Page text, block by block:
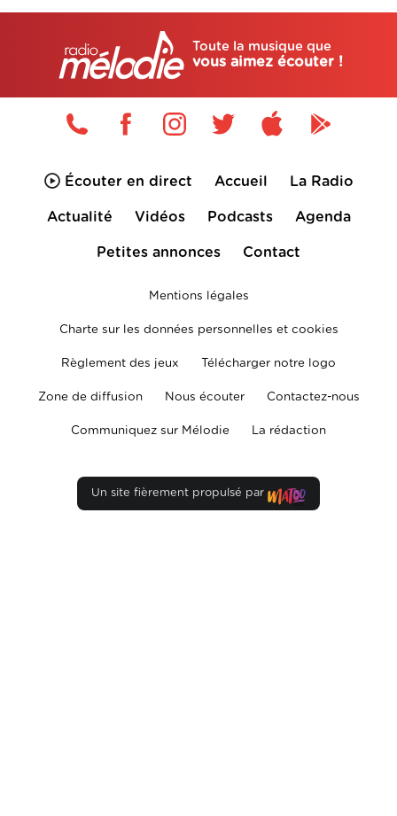
Toute la musique que
vous aimez écouter !
Écouter en direct Accueil La Radio
Actualité Vidéos Podcasts Agenda
Petites annonces Contact
Mentions légales
Charte sur les données personnelles et cookies
Règlement des jeux Télécharger notre logo
Zone de diffusion Nous écouter Contactez-nous
Communiquez sur Mélodie La rédaction
Un site fièrement propulsé par